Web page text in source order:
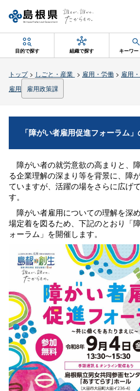
目的で探す 組織で探す キーワ
トップ> しごと・産業 > 雇用・労働 > 雇用
雇用
雇用政策課
「障がい者雇用促進フォーラム」
障がい者の就労意欲の高まりと、
る企業理解の深まり等を背景に、障
ていますが、活躍の場をさらに広げ
す。
障がい者雇用についての理解を深
場定着を図るため、下記のとおり「
ォーラム」を開催します。